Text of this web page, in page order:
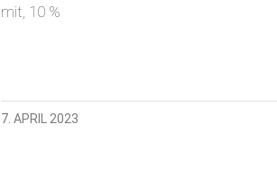
mit, 10 %
7. APRIL 2023